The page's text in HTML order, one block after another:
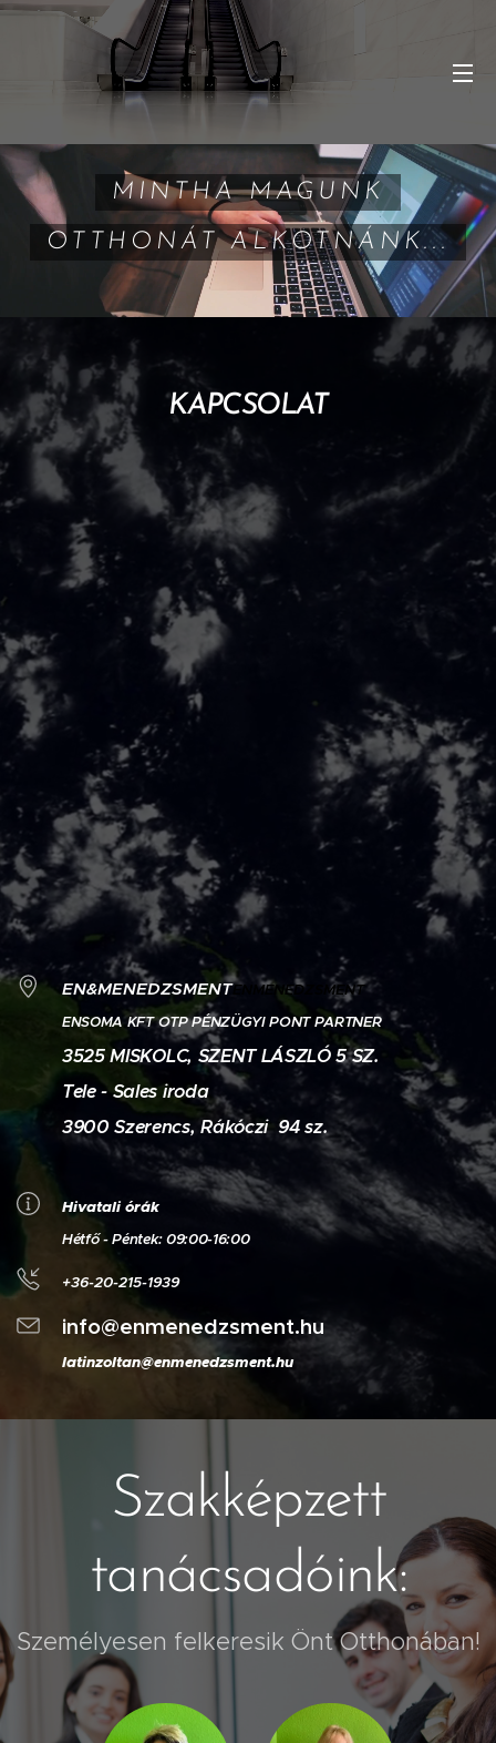
MINTHA MAGUNK
OTTHONÁT ALKOTNÁNK...
KAPCSOLAT
EN&MENEDZSMENTEN MENEDZSMENT
ENSOMA KFT OTP PÉNZÜGYI PONT PARTNER
3525MISKOLC, SZENT LÁSZLÓ 5 SZ.
Tele - Sales iroda
3900 Szerencs, Rákóczi 94 sz.
Hivatali órák
Hétfő - Péntek: 09:00-16:00
+36-20-215-1939
info@enmenedzsment.hu
latinzoltan@enmenedzsment.hu
Szakképzett
tanácsadóink:
Személyesen felkeresik Önt Otthonában!